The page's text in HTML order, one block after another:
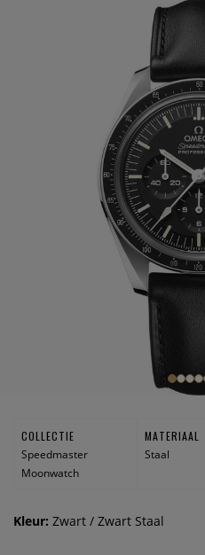
COLLECTIE
Speedmaster
Moonwatch
MATERIAAL
Staal
Kleur: Zwart / Zwart Staal